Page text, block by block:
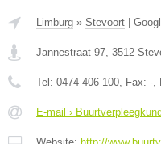
Limburg » Stevoort
Jannestraat 97, 3512
Tel: 0474 406 100, Fax: -,
E-mail ›